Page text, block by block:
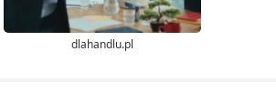
dlahandlu.pl